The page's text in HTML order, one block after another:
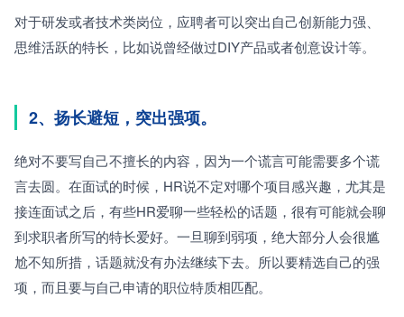
对于研发或者技术类岗位，应聘者可以突出自己创新能力强、
思维活跃的特长，比如说曾经做过DIY产品或者创意设计等。
2、扬长避短，突出强项。
绝对不要写自己不擅长的内容，因为一个谎言可能需要多个谎
言去圆。在面试的时候，HR说不定对哪个项目感兴趣，尤其是
接连面试之后，有些HR爱聊一些轻松的话题，很有可能就会聊
到求职者所写的特长爱好。一旦聊到弱项，绝大部分人会很尴
尬不知所措，话题就没有办法继续下去。所以要精选自己的强
项，而且要与自己申请的职位特质相匹配。